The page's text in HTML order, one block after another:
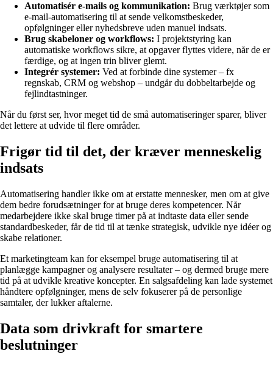
Automatisér e-mails og kommunikation: Brug værktøjer som
e-mail-automatisering til at sende velkomstbeskeder,
opfølgninger eller nyhedsbreve uden manuel indsats.
Brug skabeloner og workflows: I projektstyring kan
automatiske workflows sikre, at opgaver flyttes videre, når de er
færdige, og at ingen trin bliver glemt.
Integrér systemer: Ved at forbinde dine systemer – fx
regnskab, CRM og webshop – undgår du dobbeltarbejde og
fejlindtastninger.
Når du først ser, hvor meget tid de små automatiseringer sparer, bliver
det lettere at udvide til flere områder.
Frigør tid til det, der kræver menneskelig
indsats
Automatisering handler ikke om at erstatte mennesker, men om at give
dem bedre forudsætninger for at bruge deres kompetencer. Når
medarbejdere ikke skal bruge timer på at indtaste data eller sende
standardbeskeder, får de tid til at tænke strategisk, udvikle nye idéer og
skabe relationer.
Et marketingteam kan for eksempel bruge automatisering til at
planlægge kampagner og analysere resultater – og dermed bruge mere
tid på at udvikle kreative koncepter. En salgsafdeling kan lade systemet
håndtere opfølgninger, mens de selv fokuserer på de personlige
samtaler, der lukker aftalerne.
Data som drivkraft for smartere
beslutninger